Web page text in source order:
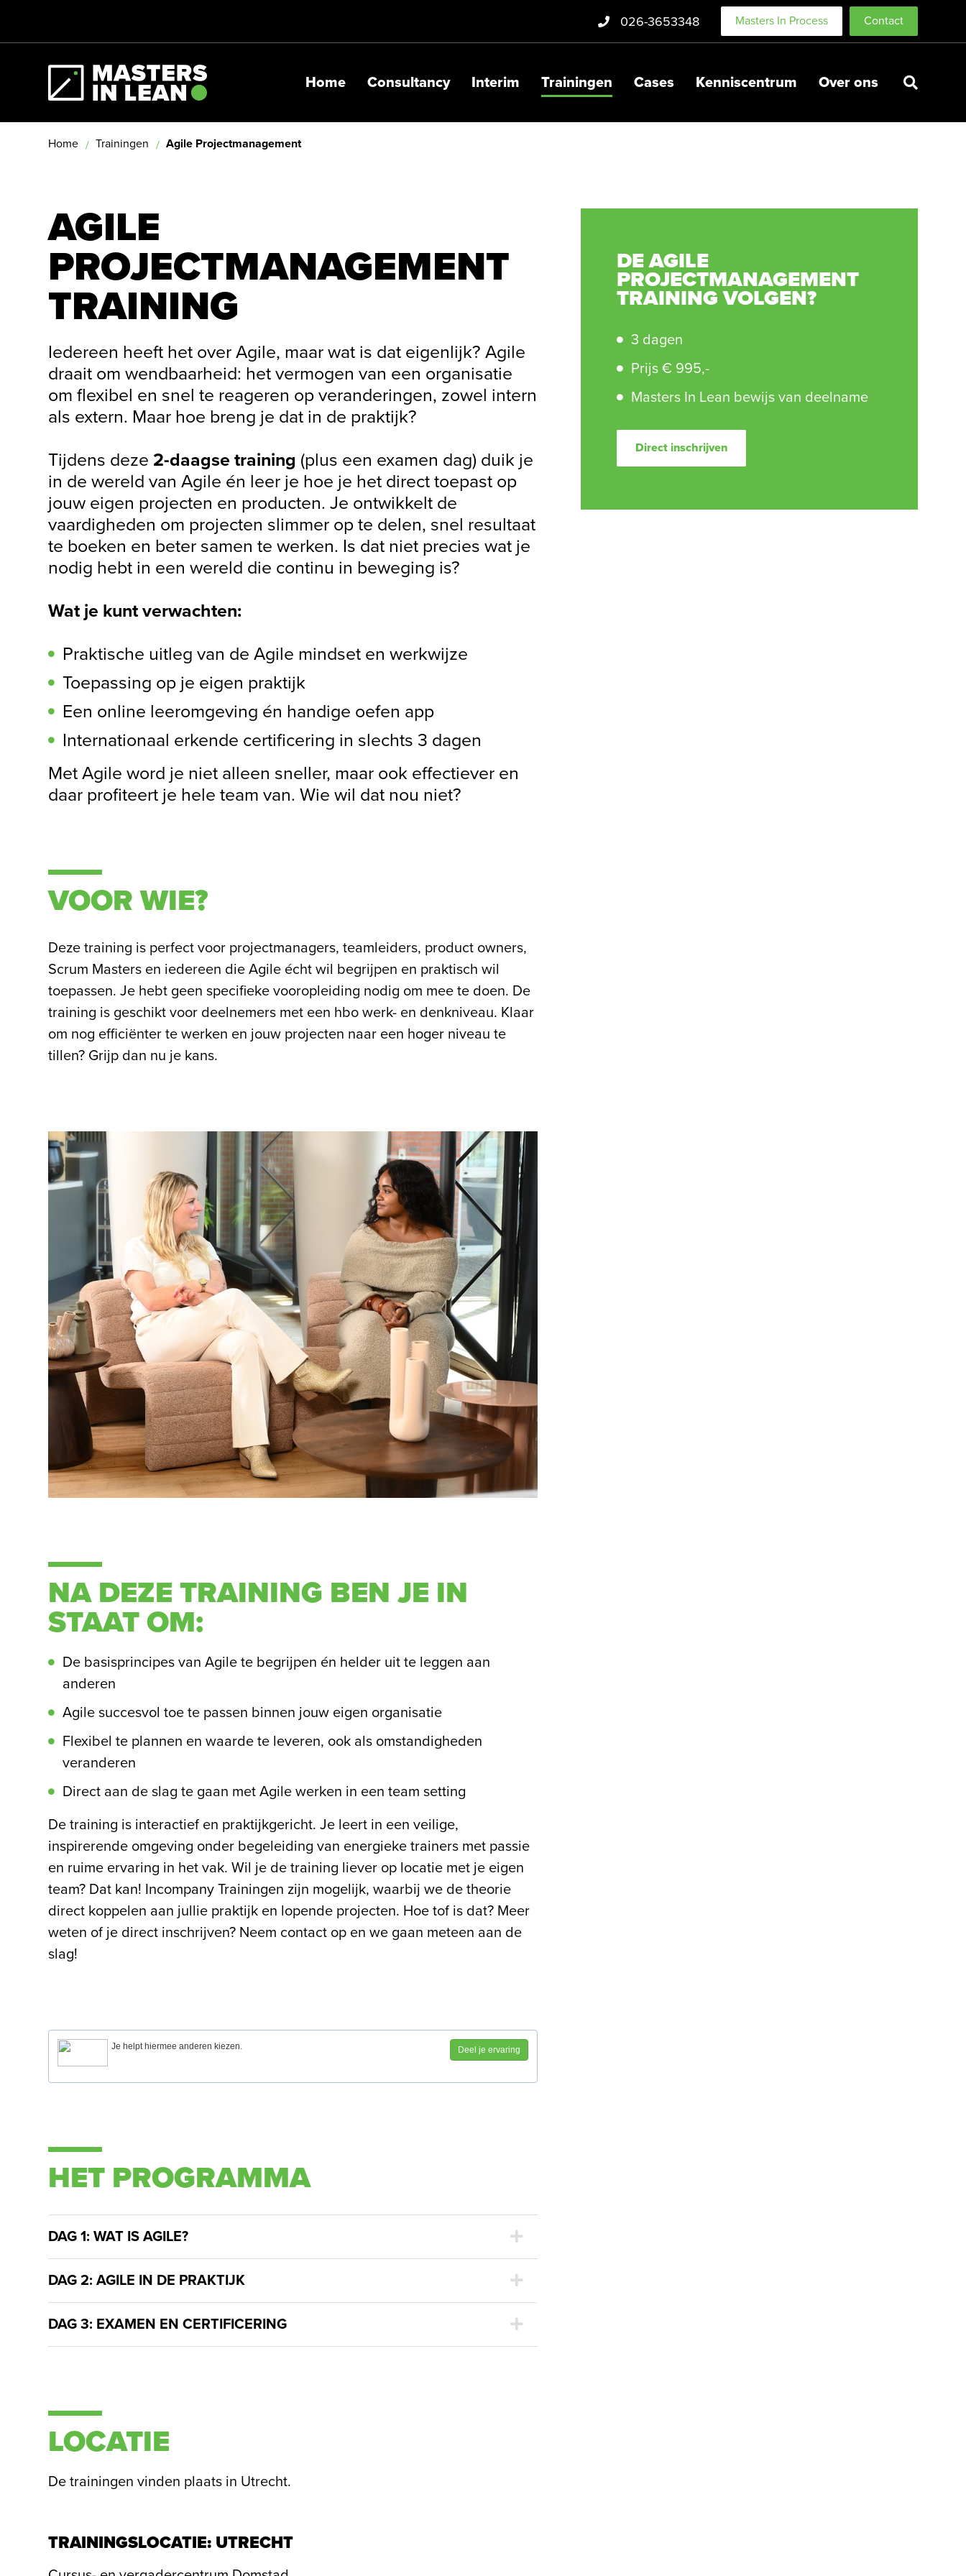
026-3653348 Masters In Process Contact
Home Consultancy Interim Trainingen Cases Kenniscentrum Over ons
Home Trainingen Agile Projectmanagement
AGILE
PROJECTMANAGEMENT
TRAINING
Iedereen heeft het over Agile, maar wat is dat eigenlijk? Agile
draait om wendbaarheid: het vermogen van een organisatie
om flexibel en snel te reageren op veranderingen, zowel intern
als extern. Maar hoe breng je dat in de praktijk?
Tijdens deze 2-daagse training (plus een examen dag) duik je
in de wereld van Agile én leer je hoe je het direct toepast op
jouw eigen projecten en producten. Je ontwikkelt de
vaardigheden om projecten slimmer op te delen, snel resultaat
te boeken en beter samen te werken. Is dat niet precies wat je
nodig hebt in een wereld die continu in beweging is?
Wat je kunt verwachten:
Praktische uitleg van de Agile mindset en werkwijze
Toepassing op je eigen praktijk
Een online leeromgeving én handige oefen app
Internationaal erkende certificering in slechts 3 dagen
Met Agile word je niet alleen sneller, maar ook effectiever en
daar profiteert je hele team van. Wie wil dat nou niet?
VOOR WIE?
Deze training is perfect voor projectmanagers, teamleiders, product owners,
Scrum Masters en iedereen die Agile écht wil begrijpen en praktisch wil
toepassen. Je hebt geen specifieke vooropleiding nodig om mee te doen. De
training is geschikt voor deelnemers met een hbo werk- en denkniveau. Klaar
om nog efficiënter te werken en jouw projecten naar een hoger niveau te
tillen? Grijp dan nu je kans.
NA DEZE TRAINING BEN JE IN
STAAT OM:
De basisprincipes van Agile te begrijpen én helder uit te leggen aan
anderen
Agile succesvol toe te passen binnen jouw eigen organisatie
Flexibel te plannen en waarde te leveren, ook als omstandigheden
veranderen
Direct aan de slag te gaan met Agile werken in een team setting
De training is interactief en praktijkgericht. Je leert in een veilige,
inspirerende omgeving onder begeleiding van energieke trainers met passie
en ruime ervaring in het vak. Wil je de training liever op locatie met je eigen
team? Dat kan! Incompany Trainingen zijn mogelijk, waarbij we de theorie
direct koppelen aan jullie praktijk en lopende projecten. Hoe tof is dat? Meer
weten of je direct inschrijven? Neem contact op en we gaan meteen aan de
slag!
Deel je ervaring
Je helpt hiermee anderen kiezen.
HET PROGRAMMA
DAG 1: WAT IS AGILE?
DAG 2: AGILE IN DE PRAKTIJK
DAG 3: EXAMEN EN CERTIFICERING
LOCATIE
De trainingen vinden plaats in Utrecht.
TRAININGSLOCATIE: UTRECHT
DE AGILE
PROJECTMANAGEMENT
TRAINING VOLGEN?
3 dagen
Prijs € 995,-
Masters In Lean bewijs van deelname
Direct inschrijven